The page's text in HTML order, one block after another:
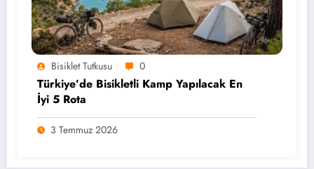
Bisiklet Tutkusu 0
Türkiye’de Bisikletli Kamp Yapılacak En
İyi 5 Rota
3 Temmuz 2026